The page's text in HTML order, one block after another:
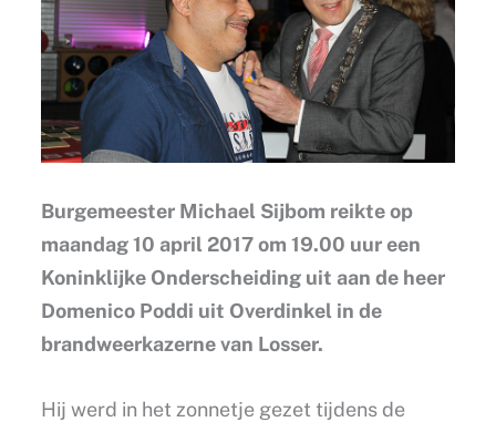
Burgemeester Michael Sijbom reikte op
maandag 10 april 2017 om 19.00 uur een
Koninklijke Onderscheiding uit aan de heer
Domenico Poddi uit Overdinkel in de
brandweerkazerne van Losser.
Hij werd in het zonnetje gezet tijdens de